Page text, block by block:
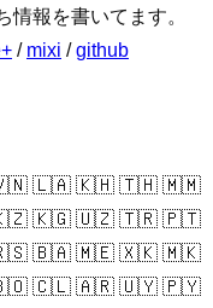
情報を書いてます。
/ mixi /github
🇱🇦 🇰🇭 🇹🇭 🇲🇲
🇰🇬 🇺🇿 🇹🇷 🇵🇹
🇧🇦 🇲🇪 🇽🇰 🇲🇰
🇨🇱 🇦🇷 🇺🇾 🇵🇾